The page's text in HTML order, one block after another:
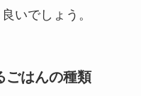
いでしょう。
ごはんの種類